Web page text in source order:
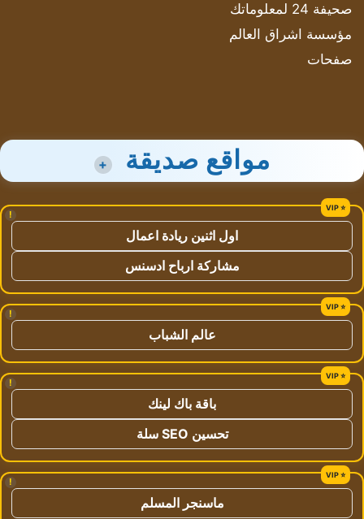
صحيفة 24 لمعلوماتك
مؤسسة اشراق العالم
صفحات
مواقع صديقة +
!
اول اثنين ريادة اعمال
مشاركة ارباح ادسنس
!
عالم الشباب
!
باقة باك لينك
تحسين SEO سلة
!
ماسنجر المسلم